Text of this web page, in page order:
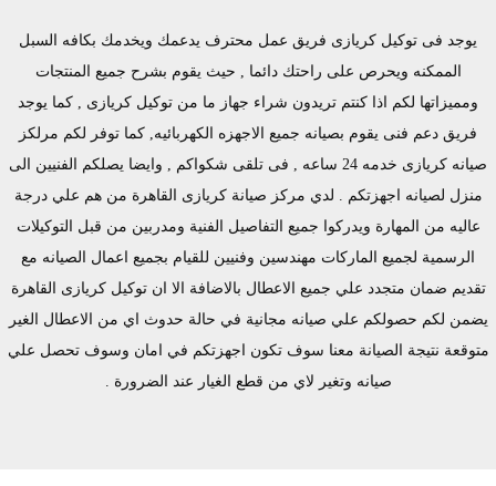
يوجد فى توكيل كريازى فريق عمل محترف يدعمك ويخدمك بكافه السبل
الممكنه ويحرص على راحتك دائما , حيث يقوم بشرح جميع المنتجات
ومميزاتها لكم اذا كنتم تريدون شراء جهاز ما من توكيل كريازى , كما يوجد
فريق دعم فنى يقوم بصيانه جميع الاجهزه الكهربائيه, كما توفر لكم مرلكز
صيانه كريازى خدمه 24 ساعه , فى تلقى شكواكم , وايضا يصلكم الفنيين الى
منزل لصيانه اجهزتكم . لدي مركز صيانة كريازى القاهرة من هم علي درجة
عاليه من المهارة ويدركوا جميع التفاصيل الفنية ومدربين من قبل التوكيلات
الرسمية لجميع الماركات مهندسين وفنيين للقيام بجميع اعمال الصيانه مع
تقديم ضمان متجدد علي جميع الاعطال بالاضافة الا ان توكيل كريازى القاهرة
يضمن لكم حصولكم علي صيانه مجانية في حالة حدوث اي من الاعطال الغير
متوقعة نتيجة الصيانة معنا سوف تكون اجهزتكم في امان وسوف تحصل علي
صيانه وتغير لاي من قطع الغيار عند الضرورة .